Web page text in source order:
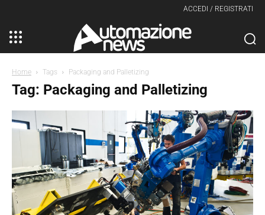
ACCEDI / REGISTRATI
Home Tags Packaging and Palletizing
Tag: Packaging and Palletizing